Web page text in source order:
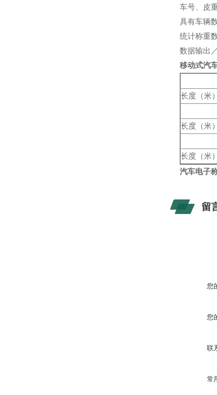
车号、皮
具有车辆
统计称重
数据输出
移动式汽
长度（米
长度（米
长度（米
汽车电子
留
您
您
联
常